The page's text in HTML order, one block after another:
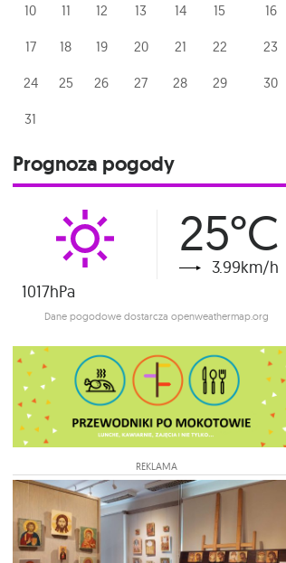
10 11 12 13 14 15 16
17 18 19 20 21 22 23
24 25 26 27 28 29 30
31
Prognoza pogody
25°C
3.99km/h
1017hPa
Dane pogodowe dostarcza openweathermap.org
REKLAMA